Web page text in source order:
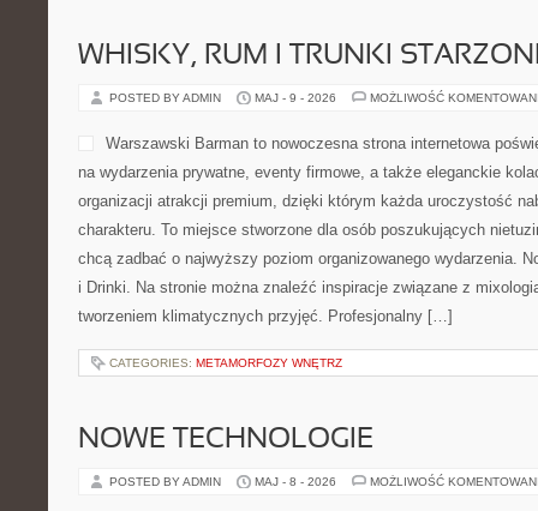
WHISKY, RUM I TRUNKI
POSTED BY ADMIN MAJ - 9 - 2026 MOŻLIWOŚĆ
Warszawski Barman to nowoczesna strona internetowa
na wydarzenia prywatne, eventy firmowe, a także eleganckie
organizacji atrakcji premium, dzięki którym każda uroczystość
charakteru. To miejsce stworzone dla osób poszukujących
chcą zadbać o najwyższy poziom organizowanego wydarzenia.
i Drinki. Na stronie można znaleźć inspiracje związane z
tworzeniem klimatycznych przyjęć. Profesjonalny […]
CATEGORIES: METAMORFOZY WNĘTRZ
NOWE TECHNOLOGIE
POSTED BY ADMIN MAJ - 8 - 2026 MOŻLIWOŚĆ